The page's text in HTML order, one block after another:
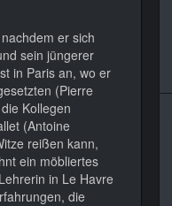
er sich
sein jüngerer
in Paris an, wo er
(Pierre
Kollegen
(Antoine
reißen kann,
ein möbliertes
in Le Havre
die